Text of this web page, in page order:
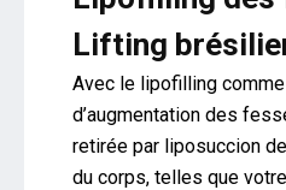
Lifting
Avec le lipofilling
d’augmentation des
retirée par liposuccion
du corps, telles que